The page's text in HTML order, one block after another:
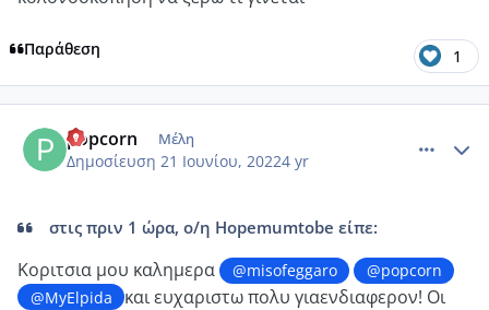
Παράθεση 1
popcorn Μέλη
Δημοσίευση 21 Ιουνίου, 20224 yr
στις πριν 1 ώρα, ο/η Hopemumtobe είπε:
Κοριτσια μου καλημερα @misofeggaro
@popcorn
@MyElpida
και ευχαριστω πολυ γιαενδιαφερον! Οι